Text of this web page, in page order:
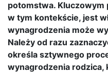
potomstwa. Kluczowym
w tym kontekście, jest
wynagrodzenia może
Należy od razu
określa sztywnego
wynagrodzenia rodzica,